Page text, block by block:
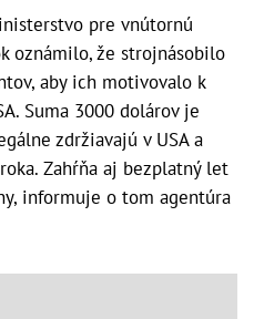
pre vnútornú
oznámilo, že strojnásobilo
aby ich motivovalo k
Suma 3000 dolárov je
zdržiavajú v USA a
Zahŕňa aj bezplatný let
informuje o tom agentúra